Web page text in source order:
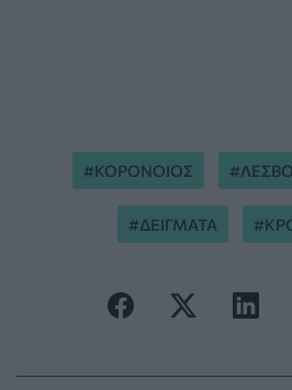
ΚΟΡΟΝΟΙΟΣ
ΔΕΙΓΜΑΤΑ